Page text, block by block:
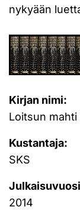
nykyään
Kirjan nimi:
Loitsun mahti
Kustantaja:
SKS
2014